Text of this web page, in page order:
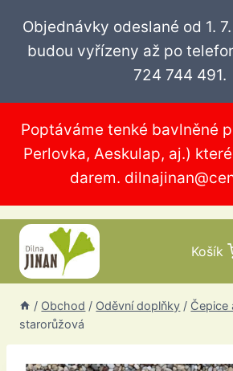
obsah
Objednávky odeslané od 1.
budou vyřízeny až po
724 744 491.
Poptáváme tenké bavlněné
Perlovka, Aeskulap, aj.)
darem.
Košík
/ Obchod / Oděvní doplňky / Čepice
starorůžová